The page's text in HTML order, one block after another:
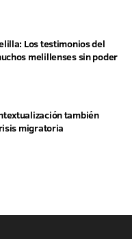
Los testimonios del
melillenses sin poder
también
migratoria